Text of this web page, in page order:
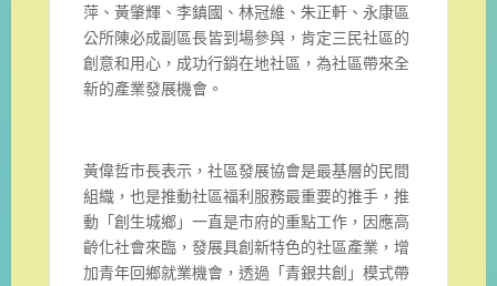
萍、黃肇輝、李鎮國、 林冠維、朱正軒、永康區
公所陳必成副區長皆到場參與， 肯定三民社區的
創意和用心，成功行銷在地社區， 為社區帶來全
新的產業發展機會。
黃偉哲市長表示，社區發展協會是最基層的民間
組織， 也是推動社區福利服務最重要的推手，推
動「創生城鄉」 一直是市府的重點工作，因應高
齡化社會來臨， 發展具創新特色的社區產業，增
加青年回鄉就業機會，透過「青銀共創」模式帶